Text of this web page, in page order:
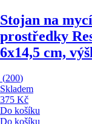
Stojan na mycí
prostředky
6x14,5 cm,
(200)
Skladem
375 Kč
Do košíku
Do košíku